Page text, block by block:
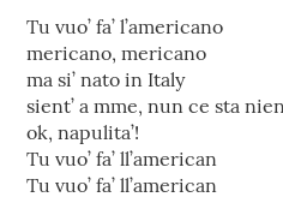
Tu vuo’ fa’ l’americano
mericano, mericano
ma si’ nato in Italy
sient’ a mme, nun ce sta
ok, napulita’!
Tu vuo’ fa’ ll’american
Tu vuo’ fa’ ll’american